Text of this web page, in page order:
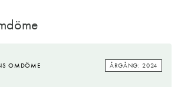
OMDÖME ÅRGÅNG: 2024